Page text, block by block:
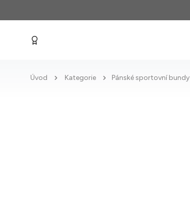
Úvod Kategorie Pánské sportovní bundy